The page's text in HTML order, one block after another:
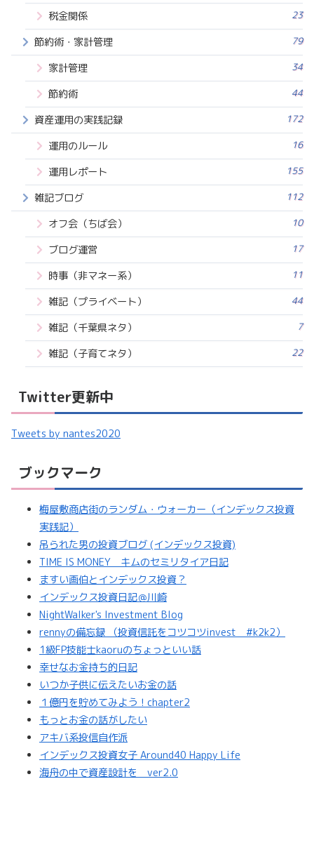
税金関係 23
節約術・家計管理 79
家計管理 34
節約術 44
資産運用の実践記録 172
運用のルール 16
運用レポート 155
雑記ブログ 112
オフ会（ちば会） 10
ブログ運営 17
時事（非マネー系） 11
雑記（プライベート） 44
雑記（千葉県ネタ） 7
雑記（子育てネタ） 22
Twitter更新中
Tweets by nantes2020
ブックマーク
梅屋敷商店街のランダム・ウォーカー（インデックス投資
実践記）
吊られた男の投資ブログ (インデックス投資)
TIME IS MONEY キムのセミリタイア日記
ますい画伯とインデックス投資？
インデックス投資日記＠川崎
NightWalker's Investment Blog
rennyの備忘録 （投資信託をコツコツinvest #k2k2）
1級FP技能士kaoruのちょっといい話
幸せなお金持ち的日記
いつか子供に伝えたいお金の話
１億円を貯めてみよう！chapter2
もっとお金の話がしたい
アキバ系投信自作派
インデックス投資女子 Around40 Happy Life
海舟の中で資産設計を ver2.0